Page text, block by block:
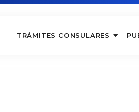
TRÁMITES CONSULARES